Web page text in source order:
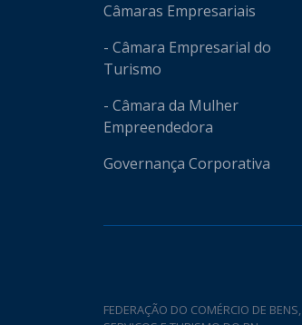
Câmaras Empresariais
- Câmara Empresarial do
Turismo
- Câmara da Mulher
Empreendedora
Governança Corporativa
FEDERAÇÃO DO COMÉRCIO DE BENS,